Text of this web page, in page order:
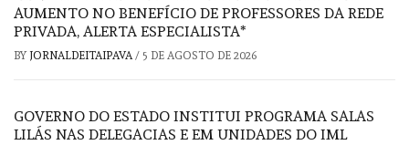
AUMENTO NO BENEFÍCIO DE PROFESSORES DA REDE
PRIVADA, ALERTA ESPECIALISTA*
BY JORNALDEITAIPAVA/ 5 DE AGOSTO DE 2026
GOVERNO DO ESTADO INSTITUI PROGRAMA SALAS
LILÁS NAS DELEGACIAS E EM UNIDADES DO IML